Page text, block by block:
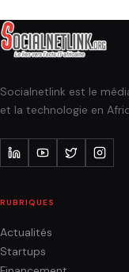
Socialnetlink est le
et la technologie en
RUBRIQUES
Actualités
Startups